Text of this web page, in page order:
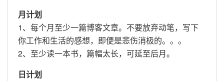
月计划
1、每个月至少一篇博客文章。不要放弃动笔，写下
你工作和生活的感想，即便是悲伤消极的。。。
2、至少读一本书，篇幅太长，可延至后月。
日计划